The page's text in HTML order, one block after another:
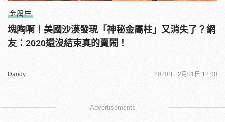
金屬柱
塊陶啊！美國沙漠發現「神秘金屬柱」又消失了？網
友：2020還沒結束真的賣鬧！
Dandy 2020年12月01日 12:00
Advertisements